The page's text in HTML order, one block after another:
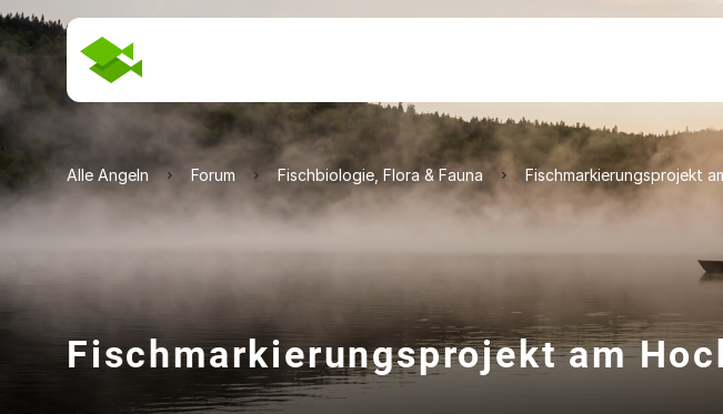
Alle Angeln Forum Fischbiologie, Flora & Fauna Fischmarkierungsprojekt
Fischmarkierungsprojekt am